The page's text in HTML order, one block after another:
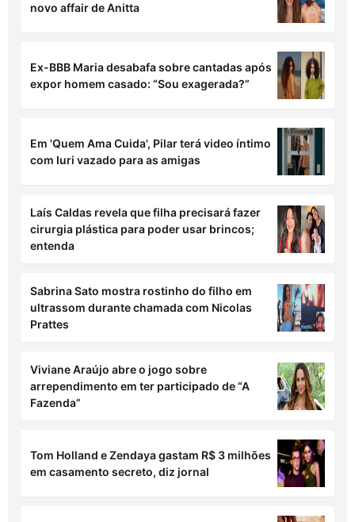
novo affair de Anitta
Ex-BBB Maria desabafa sobre cantadas após
expor homem casado: “Sou exagerada?”
Em 'Quem Ama Cuida', Pilar terá video íntimo
com Iuri vazado para as amigas
Laís Caldas revela que filha precisará fazer
cirurgia plástica para poder usar brincos;
entenda
Sabrina Sato mostra rostinho do filho em
ultrassom durante chamada com Nicolas
Prattes
Viviane Araújo abre o jogo sobre
arrependimento em ter participado de “A
Fazenda”
Tom Holland e Zendaya gastam R$ 3 milhões
em casamento secreto, diz jornal